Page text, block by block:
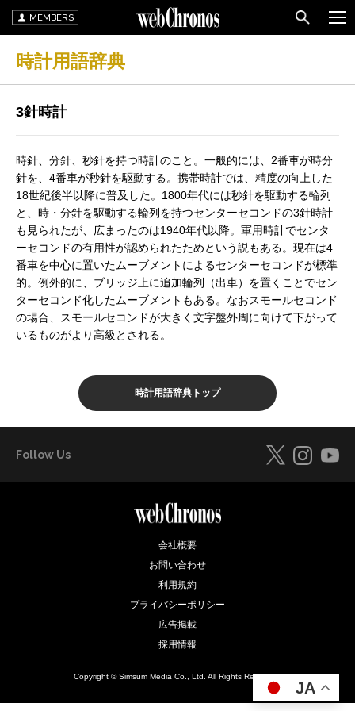
MEMBERS
時計用語辞典
3針時計
時針、分針、秒針を持つ時計のこと。一般的には、2番車が時分
針を、4番車が秒針を駆動する。携帯時計では、精度の向上した
18世紀後半以降に普及した。1800年代には秒針を駆動する輪列
と、時・分針を駆動する輪列を持つセンターセコンドの3針時計
も見られたが、広まったのは1940年代以降。軍用時計でセンタ
ーセコンドの有用性が認められたためという説もある。現在は4
番車を中心に置いたムーブメントによるセンターセコンドが標準
的。例外的に、ブリッジ上に追加輪列（出車）を置くことでセン
ターセコンド化したムーブメントもある。なおスモールセコンド
の場合、スモールセコンドが大きく文字盤外周に向けて下がって
いるものがより高級とされる。
時計用語辞典トップ
Follow Us
会社概要
お問い合わせ
利用規約
プライバシーポリシー
広告掲載
採用情報
Copyright © Simsum Media Co., Ltd. All Rights Reserved.
JA